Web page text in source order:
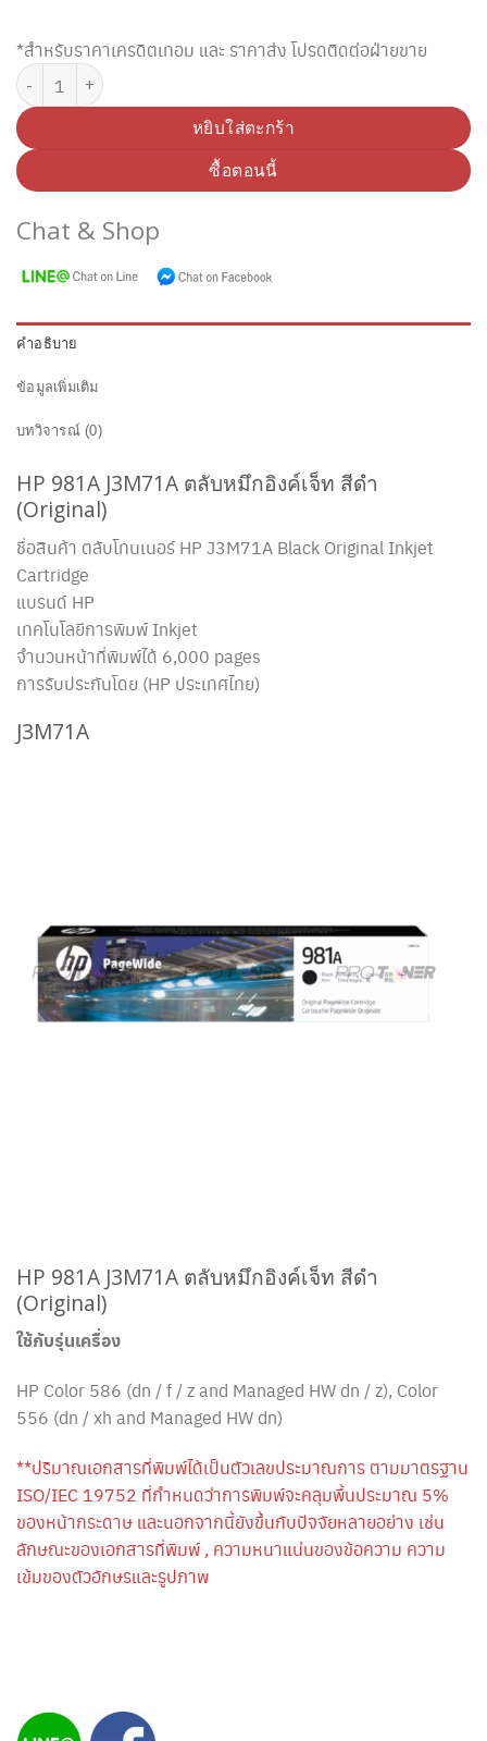
*สำหรับราคาเครดิตเทอม และ ราคาส่ง โปรดติดต่อฝ่ายขาย
จำนวน HP 981A J3M71A ตลับหมึกอิงค์เจ็ท สีดำ (Original) ชิ้น
หยิบใส่ตะกร้า
ซื้อตอนนี้
Chat & Shop
คำอธิบาย
ข้อมูลเพิ่มเติม
บทวิจารณ์ (0)
HP 981A J3M71A ตลับหมึกอิงค์เจ็ท สีดำ
(Original)
ชื่อสินค้า ตลับโทนเนอร์ HP J3M71A Black Original Inkjet
Cartridge
แบรนด์ HP
เทคโนโลยีการพิมพ์ Inkjet
จำนวนหน้าที่พิมพ์ได้ 6,000 pages
การรับประกันโดย (HP ประเทศไทย)
J3M71A
HP 981A J3M71A ตลับหมึกอิงค์เจ็ท สีดำ
(Original)
ใช้กับรุ่นเครื่อง
HP Color 586 (dn / f / z and Managed HW dn / z), Color
556 (dn / xh and Managed HW dn)
**ปริมาณเอกสารที่พิมพ์ได้เป็นตัวเลขประมาณการ ตามมาตรฐาน
ISO/IEC 19752 ที่กำหนดว่าการพิมพ์จะคลุมพื้นประมาณ 5%
ของหน้ากระดาษ และนอกจากนี้ยังขึ้นกับปัจจัยหลายอย่าง เช่น
ลักษณะของเอกสารที่พิมพ์ , ความหนาแน่นของข้อความ ความ
เข้มของตัวอักษรและรูปภาพ